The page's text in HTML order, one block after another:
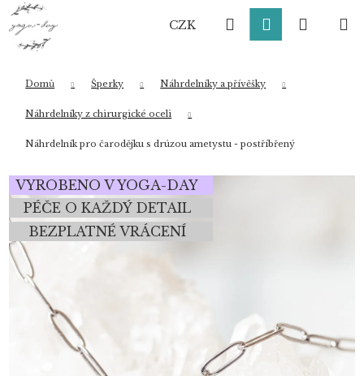
Přejít
obsah
CZK HledatPřihlášení
Domů Šperky Náhrdelníky a přívěšky
Náhrdelníky z chirurgické oceli
Náhrdelník pro čarodějku s drúzou ametystu - postříbřený
VYROBENO V YOGA-DAY
PÉČE O KAŽDÝ DETAIL
BEZPLATNÉ VRÁCENÍ
K
o
Zpět
Zpět
Co potřebujete najít?